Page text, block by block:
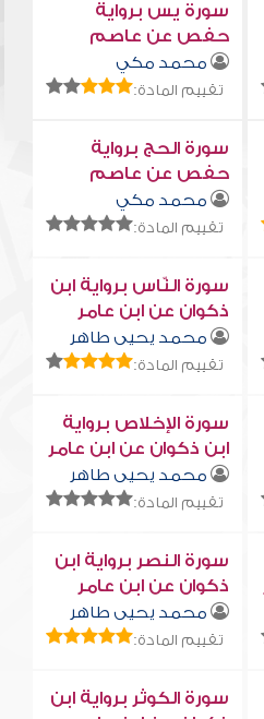
سورة يس برواية
حفص عن عاصم
محمد مكي
تقييم المادة:
سورة الحج برواية
حفص عن عاصم
محمد مكي
تقييم المادة:
سورة النّاس برواية ابن
ذكوان عن ابن عامر
محمد يحيى طاهر
تقييم المادة:
سورة الإخلاص برواية
ابن ذكوان عن ابن عامر
محمد يحيى طاهر
تقييم المادة:
سورة النصر برواية ابن
ذكوان عن ابن عامر
محمد يحيى طاهر
تقييم المادة:
سورة الكوثر برواية ابن